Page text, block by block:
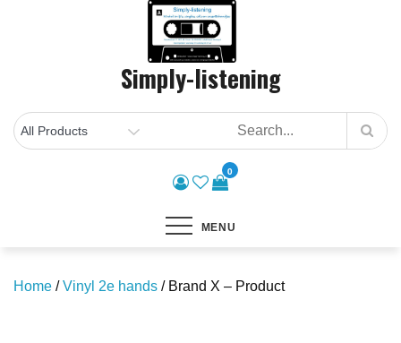
Simply-listening
0
MENU
Home /Vinyl 2e hands / Brand X – Product